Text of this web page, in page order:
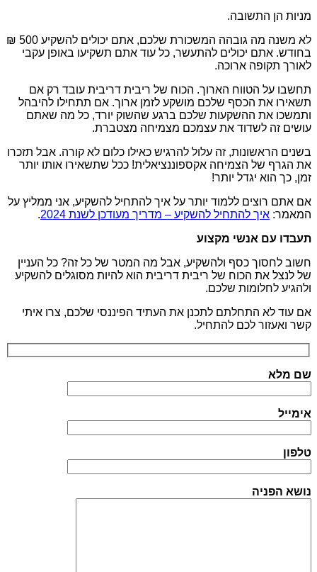
מניות הן התשובה.
לא משנה מה גובהה המשכורת שלכם, אתם יכולים להשקיע 500 ₪
בחודש. אתם יכולים להתעשר, כל עוד אתם תשקיעו באופן עקבי
לאורך תקופה ארוכה.
תחשבו על הטווח הארוך. הכוח של ריבית דריבית עובד רק אם
תשאירו את הכסף שלכם מושקע לזמן ארוך. אם תתחילו להיבהל
ותמשכו את ההשקעות שלכם ברגע שהשוק יורד, כל מה שאתם
עושים זה לשדוד את עצמכם מצמיחה מצטברת.
בשנים הראשונות, זה עלול להרגיש כאילו כלום לא קורה. אבל תזכרו
את הגרף של הצמיחה אקספוננציאלית! ככל שתשאירו אותו יותר
זמן, כך הוא יגדל יותר!
אם אתם רוצים ללמוד יותר על איך להתחיל להשקיע, אני ממליץ על
המאמר: איך להתחיל להשקיע – מדריך מעודכן לשנת 2024
.
תעבדו עם אנשי מקצוע
חשוב לחסוך כסף ולהשקיע, אבל מה המטר של כל זה? כל העניין
של לנצל את הכוח של ריבית דריבית הוא להיות מסוגלים להשקיע
ולהגיע לחלומות שלכם.
אם עוד לא התחלתם לתכנן את העתיד הפיננסי שלכם, צרו איתי
קשר ואעזור לכם להתחיל.
שם מלא
אימייל
טלפון
נושא הפניה